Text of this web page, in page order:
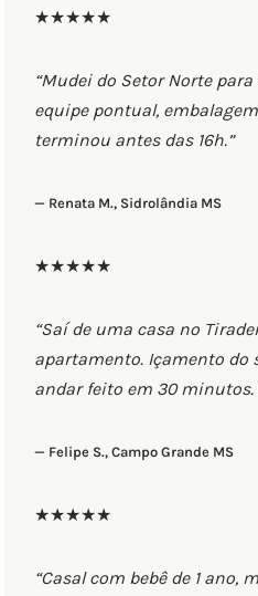
★★★★★
“Mudei do Setor Norte
equipe pontual,
terminou antes das 16h.”
— Renata M., Sidrolândia MS
★★★★★
“Saí de uma casa no
apartamento. Içamento do
andar feito em 30 minutos.
— Felipe S., Campo Grande MS
★★★★★
“Casal com bebê de 1 ano,